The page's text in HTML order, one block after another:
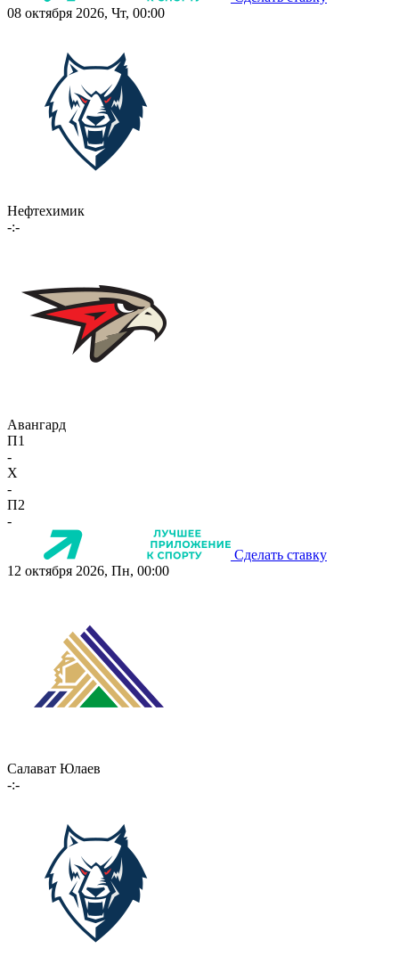
08 октября 2026, Чт, 00:00
Нефтехимик
-:-
Авангард
П1
-
X
-
П2
-
Сделать ставку
12 октября 2026, Пн, 00:00
Салават Юлаев
-:-